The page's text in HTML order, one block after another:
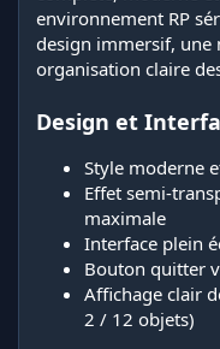
n
environnement RP
design immersif, une
organisation claire
Design et
Style moderne
Effet semi-
maximale
Interface plein
Bouton quitter
Affichage clair
2 / 12 objets)